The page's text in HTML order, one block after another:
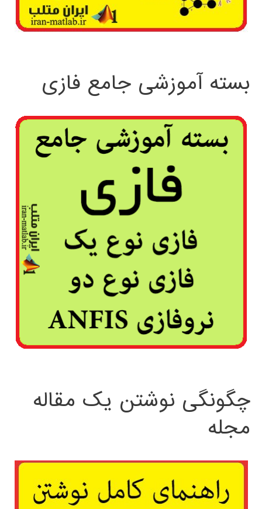
بسته آموزشی جامع فازی
چگونگی نوشتن یک مقاله
مجله